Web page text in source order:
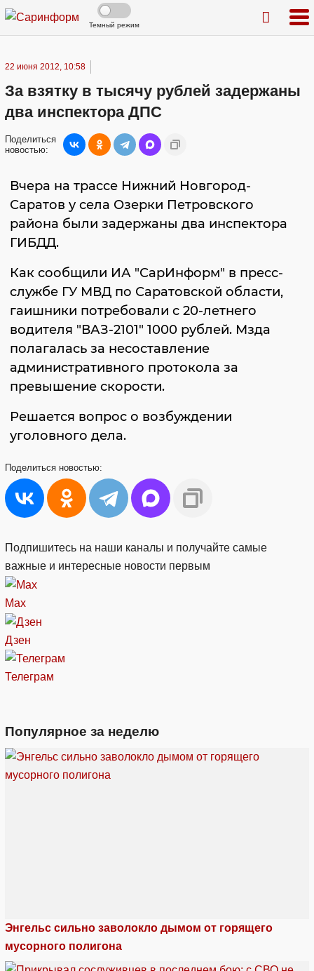
Темный режим
22 июня 2012, 10:58
За взятку в тысячу рублей задержаны
два инспектора ДПС
Поделиться
новостью:
Вчера на трассе Нижний Новгород-
Саратов у села Озерки Петровского
района были задержаны два инспектора
ГИБДД.
Как сообщили ИА "СарИнформ" в пресс-
службе ГУ МВД по Саратовской области,
гаишники потребовали с 20-летнего
водителя "ВАЗ-2101" 1000 рублей. Мзда
полагалась за несоставление
административного протокола за
превышение скорости.
Решается вопрос о возбуждении
уголовного дела.
Поделиться новостью:
Подпишитесь на наши каналы и получайте самые
важные и интересные новости первым
Max
Дзен
Телеграм
Популярное за неделю
Энгельс сильно заволокло дымом от горящего
мусорного полигона